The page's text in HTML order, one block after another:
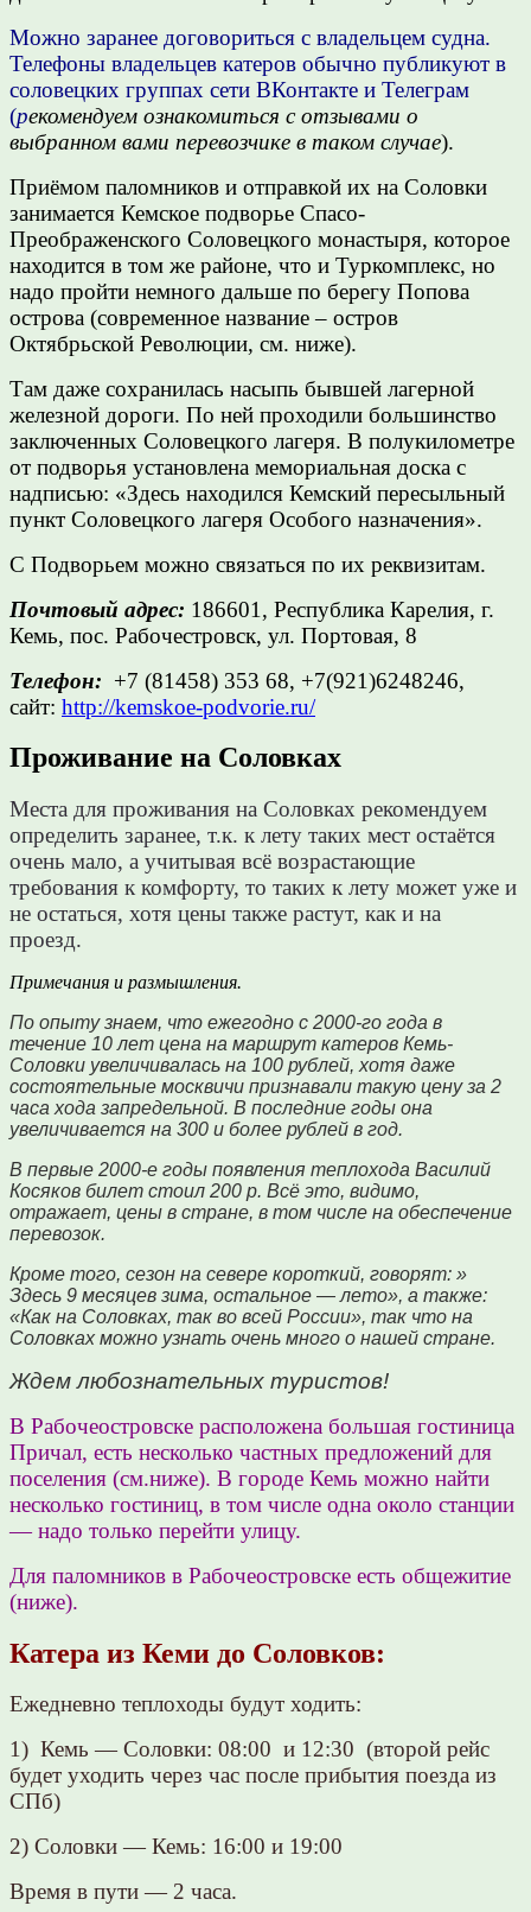
Можно заранее договориться с владельцем судна.
Телефоны владельцев катеров обычно публикуют в
соловецких группах сети ВКонтакте и Телеграм
(рекомендуем ознакомиться с отзывами о
выбранном вами перевозчике в таком случае).
Приёмом паломников и отправкой их на Соловки
занимается Кемское подворье Спасо-
Преображенского Соловецкого монастыря, которое
находится в том же районе, что и Туркомплекс, но
надо пройти немного дальше по берегу Попова
острова (современное название – остров
Октябрьской Революции, см. ниже).
Там даже сохранилась насыпь бывшей лагерной
железной дороги. По ней проходили большинство
заключенных Соловецкого лагеря. В полукилометре
от подворья установлена мемориальная доска с
надписью: «Здесь находился Кемский пересыльный
пункт Соловецкого лагеря Особого назначения».
С Подворьем можно связаться по их реквизитам.
Почтовый адрес: 186601, Республика Карелия, г.
Кемь, пос. Рабочестровск, ул. Портовая, 8
Телефон: +7 (81458) 353 68, +7(921)6248246,
сайт: http://kemskoe-podvorie.ru/
Проживание на Соловках
Места для проживания на Соловках рекомендуем
определить заранее, т.к. к лету таких мест остаётся
очень мало, а учитывая всё возрастающие
требования к комфорту, то таких к лету может уже и
не остаться, хотя цены также растут, как и на
проезд.
Примечания и размышления.
По опыту знаем, что ежегодно с 2000-го года в
течение 10 лет цена на маршрут катеров Кемь-
Соловки увеличивалась на 100 рублей, хотя даже
состоятельные москвичи признавали такую цену за 2
часа хода запредельной. В последние годы она
увеличивается на 300 и более рублей в год.
В первые 2000-е годы появления теплохода Василий
Косяков билет стоил 200 р. Всё это, видимо,
отражает, цены в стране, в том числе на обеспечение
перевозок.
Кроме того, сезон на севере короткий, говорят: »
Здесь 9 месяцев зима, остальное — лето», а также:
«Как на Соловках, так во всей России», так что на
Соловках можно узнать очень много о нашей стране.
Ждем любознательных туристов!
В Рабочеостровске расположена большая гостиница
Причал, есть несколько частных предложений для
поселения (см.ниже). В городе Кемь можно найти
несколько гостиниц, в том числе одна около станции
— надо только перейти улицу.
Для паломников в Рабочеостровске есть общежитие
(ниже).
Катера из Кеми до Соловков:
Ежедневно теплоходы будут ходить:
1) Кемь — Соловки: 08:00 и 12:30 (второй рейс
будет уходить через час после прибытия поезда из
СПб)
2) Соловки — Кемь: 16:00 и 19:00
Время в пути — 2 часа.